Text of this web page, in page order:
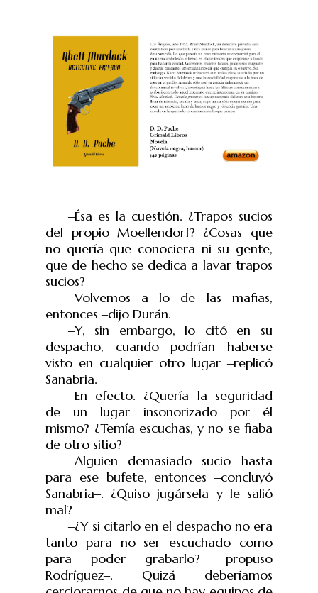
‒Ésa es la cuestión. ¿Trapos sucios
del propio Moellendorf? ¿Cosas que
no quería que conociera ni su gente,
que de hecho se dedica a lavar trapos
sucios?
‒Volvemos a lo de las mafias,
entonces‒dijo Durán.
‒Y, sin embargo, lo citó en su
despacho, cuando podrían haberse
visto en cualquier otro lugar‒replicó
Sanabria.
‒En efecto. ¿Quería la seguridad
de un lugar insonorizado por él
mismo? ¿Temía escuchas, y no se fiaba
de otro sitio?
‒Alguien demasiado sucio hasta
para ese bufete, entonces‒concluyó
Sanabria‒. ¿Quiso jugársela y le salió
mal?
‒¿Y si citarlo en el despacho no era
tanto para no ser escuchado como
para poder grabarlo?‒propuso
Rodríguez‒. Quizá deberíamos